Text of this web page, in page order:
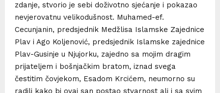
zdanje, stvorio je sebi doživotno sjećanje i pokazao
nevjerovatnu velikodušnost. Muhamed-ef.
Cecunjanin, predsjednik Medžlisa Islamske Zajednice
Plav i Ago Koljenović, predsjednik Islamske zajednice
Plav-Gusinje u Njujorku, zajedno sa mojim dragim
prijateljem i bošnjačkim bratom, iznad svega
čestitim čovjekom, Esadom Krcićem, neumorno su
radili kako bi ovaj san postao stvarnost ali i sa svim